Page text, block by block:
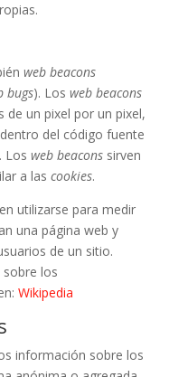
web beacons
bugs). Los web beacons
de un pixel por un pixel,
del código fuente
Los web beacons sirven
a las cookies.
utilizarse para medir
una página web y
de un sitio.
los
Wikipedia
información sobre los